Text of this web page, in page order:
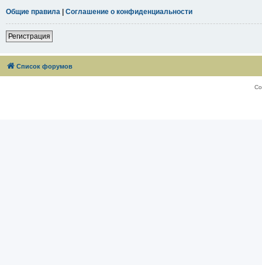
Общие правила | Соглашение о конфиденциальности
Регистрация
Список форумов